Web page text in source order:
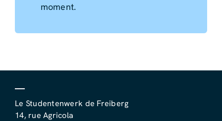
moment.
Le Studentenwerk de Freiberg
14, rue Agricola